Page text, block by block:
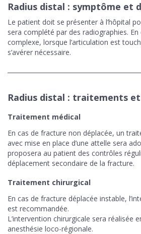
Radius distal : symptôme et
Le patient doit se présenter à l’hôpital
sera complété par des radiographies.
complexe, lorsque l’articulation est
s’avérer nécessaire.
Radius distal : traitements
Traitement médical
En cas de fracture non déplacée, un
avec mise en place d’une attelle sera
proposera au patient des contrôles
déplacement secondaire de la fracture.
Traitement chirurgical
En cas de fracture déplacée instable,
est recommandée.
L’intervention chirurgicale sera réalisée
anesthésie loco-régionale.